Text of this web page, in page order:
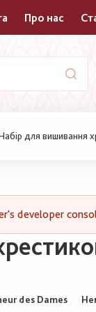
Про нас
для вишивання
developer
des Dames